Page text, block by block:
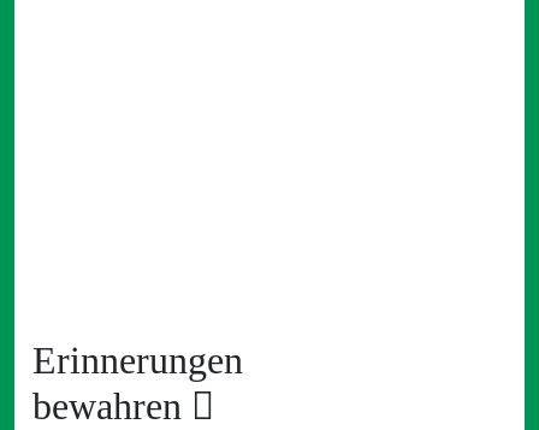
Erinnerungen
bewahren